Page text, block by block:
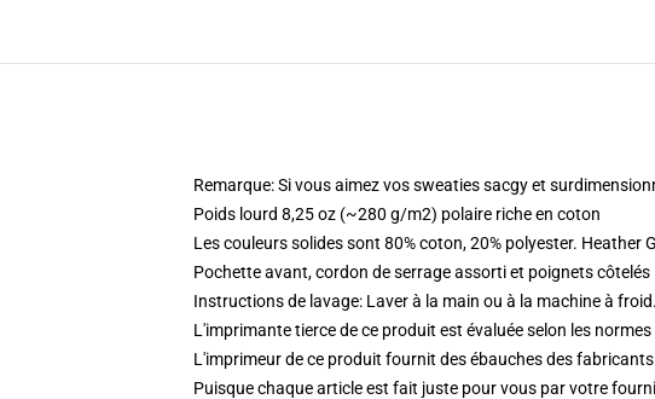
Remarque: Si vous aimez vos sweaties sacgy et
Poids lourd 8,25 oz (~280 g/m2) polaire riche en coton
Les couleurs solides sont 80% coton, 20% polyester. Heather
Pochette avant, cordon de serrage assorti et poignets côtelés
Instructions de lavage: Laver à la main ou à la machine à
L'imprimante tierce de ce produit est évaluée selon les
L'imprimeur de ce produit fournit des ébauches des
Puisque chaque article est fait juste pour vous par votre